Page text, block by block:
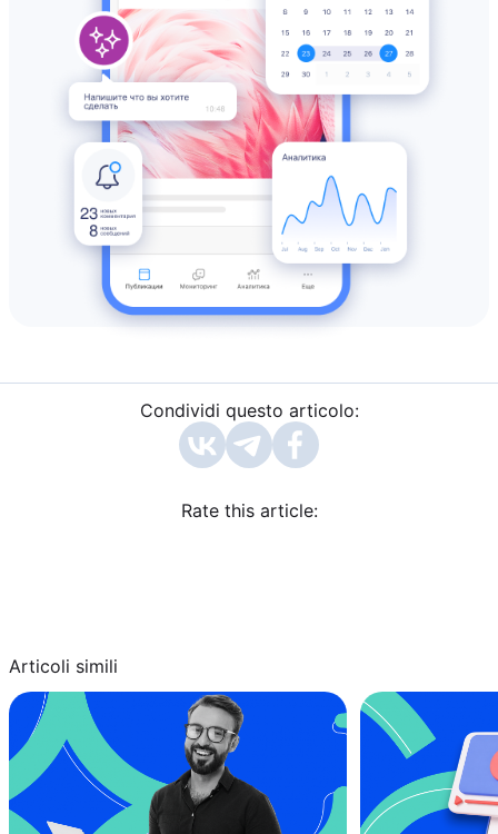
Condividi questo articolo:
Rate this article:
Articoli simili